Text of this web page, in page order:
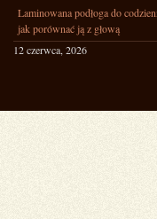
Laminowana podłoga do
jak porównać ją z głową
12 czerwca, 2026